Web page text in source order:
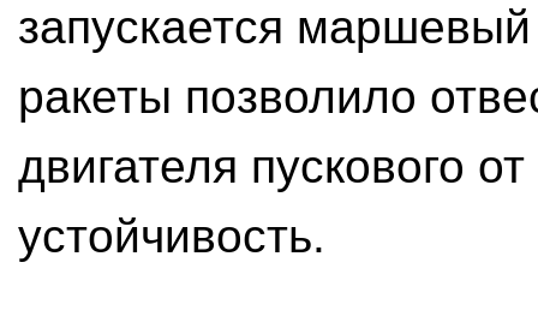
запускается
ракеты позволило
двигателя пускового
устойчивость.